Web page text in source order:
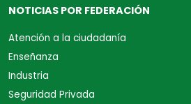
NOTICIAS POR FEDERACIÓN
Atención a la ciudadanía
Enseñanza
Industria
Seguridad Privada